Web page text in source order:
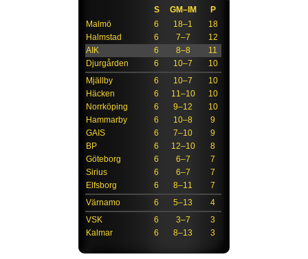
S GM–IM
P
Malmö
6 18–1
18
Halmstad
6 7–7
12
AIK
6 8–8
11
Djurgården
6 10–7
10
Mjällby
6 10–7
10
Häcken
6 11–10
10
Norrköping
6 9–12
10
Hammarby
6 10–8
9
GAIS
6 7–10
9
BP
6 12–10
8
Göteborg
6 6–7
7
Sirius
6 6–7
7
Elfsborg
6 8–11
7
Värnamo
6 5–13
4
VSK
6 3–7
3
Kalmar
6 8–13 3